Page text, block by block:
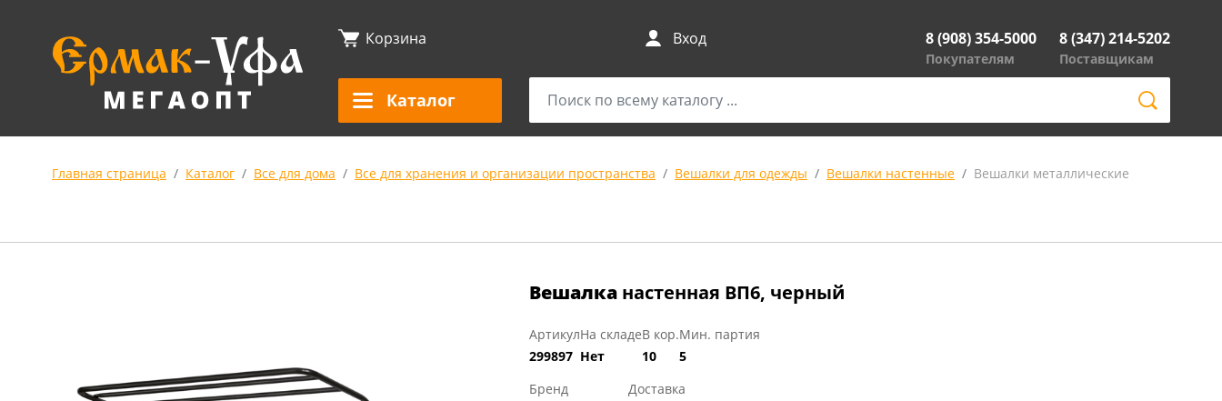
Корзина Вход 8 (908) 354-5000
Покупателям
8 (347) 214-5202
Поставщикам
Каталог
Главная страница Каталог Все для дома Все для хранения и организации пространства Вешалки для одежды Вешалки настенные Вешалки металлические
Вешалка настенная ВП6, черный
Артикул
299897
На складе
Нет
В кор.
10
Мин. партия
5
Бренд
Доставка